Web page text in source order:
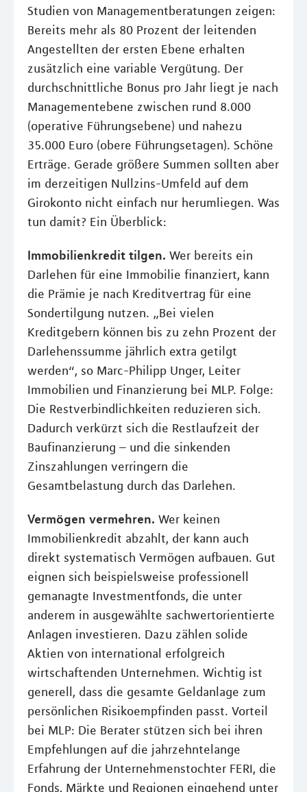
Studien von Managementberatungen zeigen:
Bereits mehr als 80 Prozent der leitenden
Angestellten der ersten Ebene erhalten
zusätzlich eine variable Vergütung. Der
durchschnittliche Bonus pro Jahr liegt je nach
Managementebene zwischen rund 8.000
(operative Führungsebene) und nahezu
35.000 Euro (obere Führungsetagen). Schöne
Erträge. Gerade größere Summen sollten aber
im derzeitigen Nullzins-Umfeld auf dem
Girokonto nicht einfach nur herumliegen. Was
tun damit? Ein Überblick:
Immobilienkredit tilgen. Wer bereits ein
Darlehen für eine Immobilie finanziert, kann
die Prämie je nach Kreditvertrag für eine
Sondertilgung nutzen. „Bei vielen
Kreditgebern können bis zu zehn Prozent der
Darlehenssumme jährlich extra getilgt
werden“, so Marc-Philipp Unger, Leiter
Immobilien und Finanzierung bei MLP. Folge:
Die Restverbindlichkeiten reduzieren sich.
Dadurch verkürzt sich die Restlaufzeit der
Baufinanzierung – und die sinkenden
Zinszahlungen verringern die
Gesamtbelastung durch das Darlehen.
Vermögen vermehren. Wer keinen
Immobilienkredit abzahlt, der kann auch
direkt systematisch Vermögen aufbauen. Gut
eignen sich beispielsweise professionell
gemanagte Investmentfonds, die unter
anderem in ausgewählte sachwertorientierte
Anlagen investieren. Dazu zählen solide
Aktien von international erfolgreich
wirtschaftenden Unternehmen. Wichtig ist
generell, dass die gesamte Geldanlage zum
persönlichen Risikoempfinden passt. Vorteil
bei MLP: Die Berater stützen sich bei ihren
Empfehlungen auf die jahrzehntelange
Erfahrung der Unternehmenstochter FERI, die
Fonds, Märkte und Regionen eingehend unter